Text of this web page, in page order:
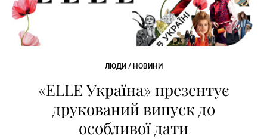
ЛЮДИ / НОВИНИ
«ELLE Україна» презентує
друкований випуск до
особливої дати